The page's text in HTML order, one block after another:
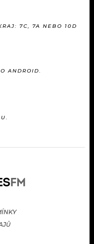
7C, 7A NEBO 10D
ANDROID.